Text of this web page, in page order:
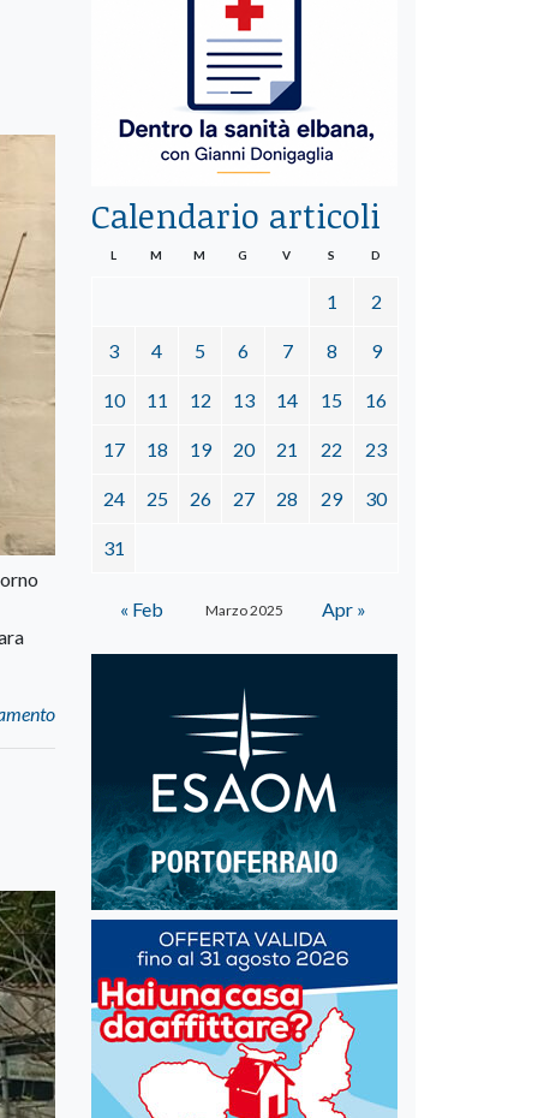
Calendario articoli
Marzo 2025
L M M G V S D
1 2
3 4 5 6 7 8 9
10 11 12 13 14 15 16
17 18 19 20 21 22 23
24 25 26 27 28 29 30
31
« Feb Apr »